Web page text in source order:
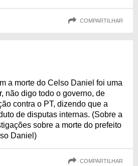
COMPARTILHAR
a morte do Celso Daniel foi uma
não digo todo o governo, de
contra o PT, dizendo que a
de disputas internas. (Sobre a
sobre a morte do prefeito
Daniel)
COMPARTILHAR